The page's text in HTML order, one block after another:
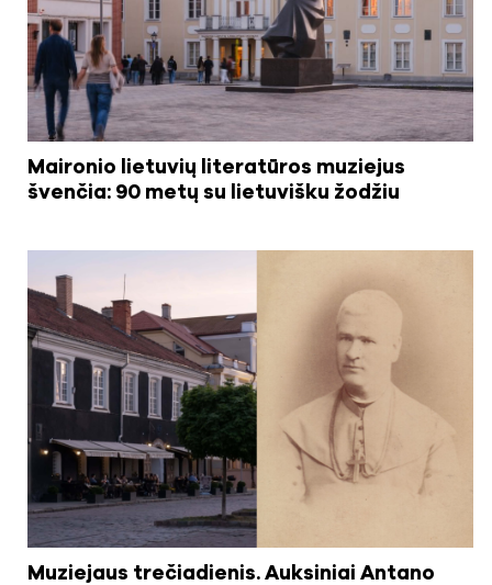
Maironio lietuvių literatūros muziejus
švenčia: 90 metų su lietuvišku žodžiu
Muziejaus trečiadienis. Auksiniai Antano